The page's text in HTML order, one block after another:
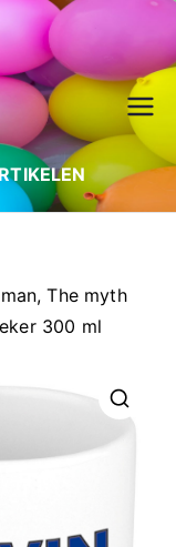
The myth
300 ml